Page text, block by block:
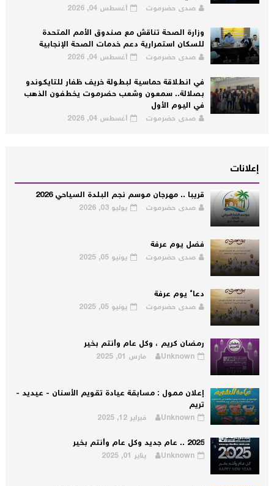
صدى حضرموت أغسطس 04, 2026
وزارة الصحة تناقش مع صندوق الأمم المتحدة
للسكان استمرارية دعم خدمات الصحة الإنجابية
صدى حضرموت أغسطس 04, 2026
في انطلاقة حماسية لبطولة خريف ظفار للتايكوندو
بصلالة.. سمعون وشعب حضرموت يخطفون الذهب
في اليوم الأول
صدى حضرموت أغسطس 04, 2026
إعلانات
قريبا .. مهرجان موسم نجم البلدة السياحي 2026
صدى حضرموت يوليو 03, 2026
فضل يوم عرفة
صدى حضرموت يونيو 05, 2025
دعاء يوم عرفة
صدى حضرموت يونيو 05, 2025
رمضان كريم ، وكل عام وأنتم بخير
Unknown مارس 01, 2025
إعلان ممول : مسابقة عيادة تقويم الأسنان - عيديد -
تريم
Unknown فبراير 12, 2025
2025 .. عام جديد وكل عام وأنتم بخير
Unknown يناير 01, 2025